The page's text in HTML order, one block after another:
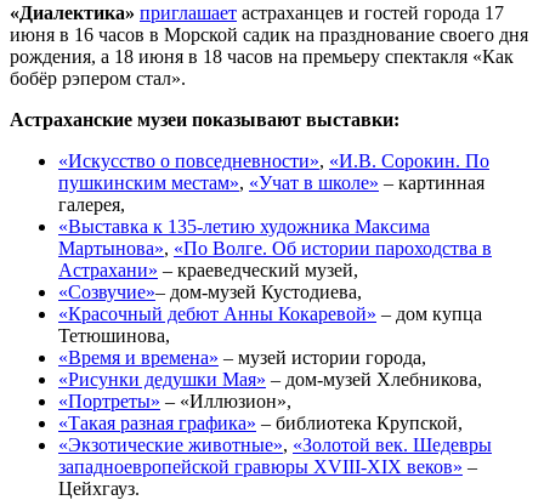
«Диалектика» приглашает астраханцев и гостей города 17
июня в 16 часов в Морской садик на празднование своего дня
рождения, а 18 июня в 18 часов на премьеру спектакля «Как
бобёр рэпером стал».
Астраханские музеи показывают выставки:
«Искусство о повседневности», «И.В. Сорокин. По
пушкинским местам», «Учат в школе» – картинная
галерея,
«Выставка к 135-летию художника Максима
Мартынова», «По Волге. Об истории пароходства в
Астрахани» – краеведческий музей,
«Созвучие»– дом-музей Кустодиева,
«Красочный дебют Анны Кокаревой» – дом купца
Тетюшинова,
«Время и времена» – музей истории города,
«Рисунки дедушки Мая» – дом-музей Хлебникова,
«Портреты» – «Иллюзион»,
«Такая разная графика» – библиотека Крупской,
«Экзотические животные», «Золотой век. Шедевры
западноевропейской гравюры XVIII-XIX веков» –
Цейхгауз.